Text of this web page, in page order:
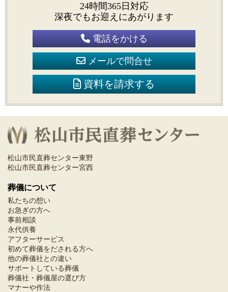
24時間365日対応
深夜でもお迎えにあがります
電話をかける
メールで問合せ
資料を請求する
松山市民直葬センター東野
松山市民直葬センター宮西
葬儀について
私たちの想い
お急ぎの方へ
事前相談
永代供養
アフターサービス
初めて葬儀をだされる方へ
他の葬儀社との違い
サポートしている葬儀
葬儀社・葬儀屋の選び方
マナーや作法